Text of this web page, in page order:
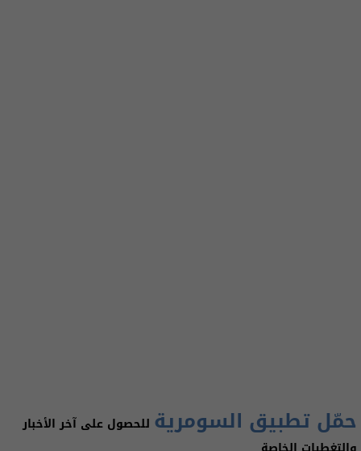
حمّل تطبيق السومرية للحصول على آخر الأخبار